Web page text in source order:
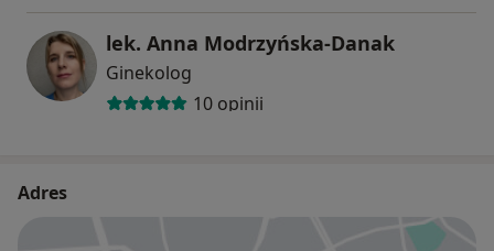
lek. Anna Modrzyńska-Danak
Ginekolog
10 opinii
Adres